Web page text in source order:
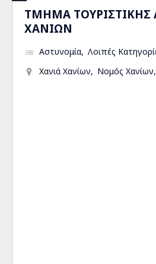
ΤΜΗΜΑ ΤΟΥΡΙΣΤΙΚΗΣ
ΧΑΝΙΩΝ
Αστυνομία Λοιπές
Χανιά Χανίων
Νομός Χανίων